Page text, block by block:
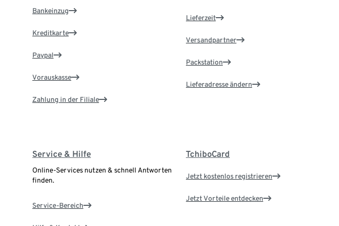
Bankeinzug
Kreditkarte
Paypal
Vorauskasse
Zahlung in der Filiale
Lieferzeit
Versandpartner
Packstation
Lieferadresse ändern
Service & Hilfe
Online-Services nutzen & schnell Antworten
finden.
Service-Bereich
TchiboCard
Jetzt kostenlos registrieren
Jetzt Vorteile entdecken